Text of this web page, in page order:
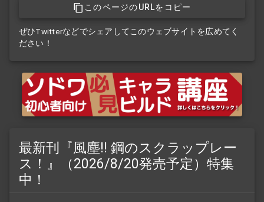
このページのURLをコピー
ぜひTwitterなどでシェアしてこのウェブサイトを広めてく
ださい！
最新刊『風塵!! 鋼のスクラップレー
ス！』（2026/8/20発売予定）特集
中！